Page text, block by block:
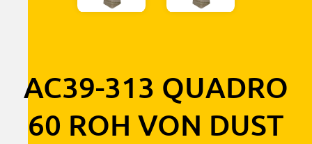
AC39-313 QUADRO
60 ROH VON DUST